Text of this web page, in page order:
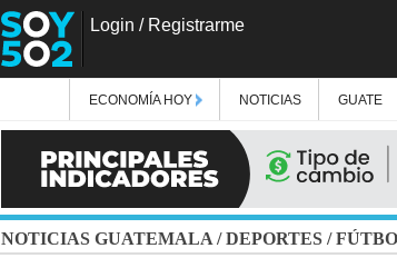
Login / Registrarme
ECONOMÍA HOY NOTICIAS GUATE
NOTICIAS GUATEMALA /DEPORTES /